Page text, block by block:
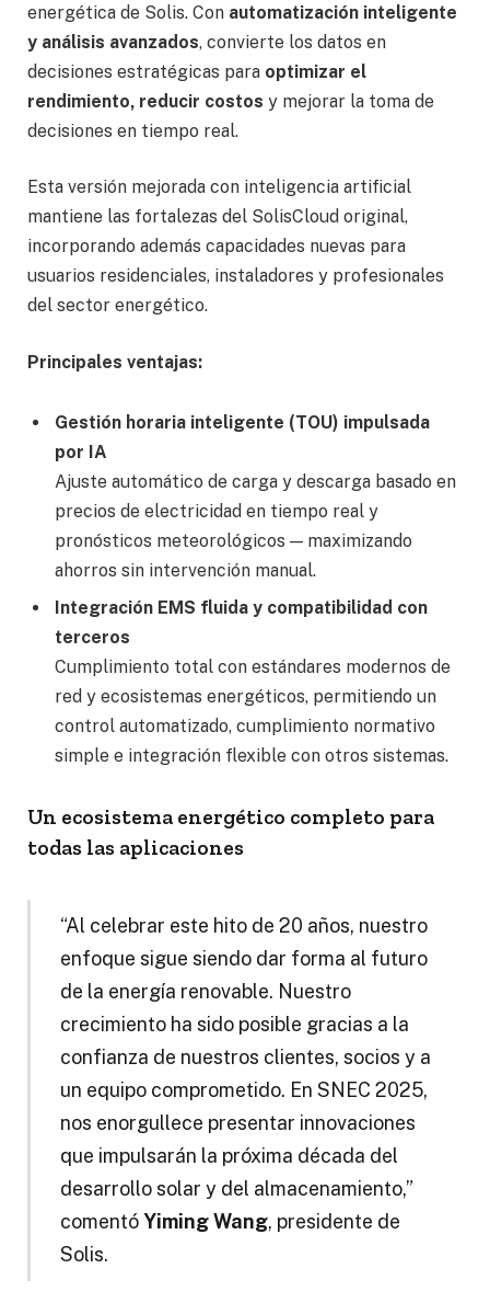
energética de Solis. Con automatización inteligente
y análisis avanzados, convierte los datos en
decisiones estratégicas para optimizar el
rendimiento, reducir costos y mejorar la toma de
decisiones en tiempo real.
Esta versión mejorada con inteligencia artificial
mantiene las fortalezas del SolisCloud original,
incorporando además capacidades nuevas para
usuarios residenciales, instaladores y profesionales
del sector energético.
Principales ventajas:
Gestión horaria inteligente (TOU) impulsada
por IA
Ajuste automático de carga y descarga basado en
precios de electricidad en tiempo real y
pronósticos meteorológicos — maximizando
ahorros sin intervención manual.
Integración EMS fluida y compatibilidad con
terceros
Cumplimiento total con estándares modernos de
red y ecosistemas energéticos, permitiendo un
control automatizado, cumplimiento normativo
simple e integración flexible con otros sistemas.
Un ecosistema energético completo para
todas las aplicaciones
“Al celebrar este hito de 20 años, nuestro
enfoque sigue siendo dar forma al futuro
de la energía renovable. Nuestro
crecimiento ha sido posible gracias a la
confianza de nuestros clientes, socios y a
un equipo comprometido. En SNEC 2025,
nos enorgullece presentar innovaciones
que impulsarán la próxima década del
desarrollo solar y del almacenamiento,”
comentóYiming Wang, presidente de
Solis.